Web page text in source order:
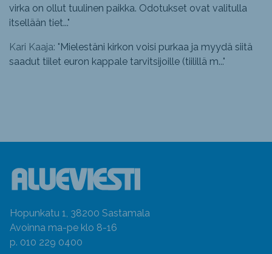
virka on ollut tuulinen paikka. Odotukset ovat valitulla
itsellään tiet..."
Kari Kaaja: "Mielestäni kirkon voisi purkaa ja myydä siitä
saadut tiilet euron kappale tarvitsijoille (tiilillä m..."
Hopunkatu 1, 38200 Sastamala
Avoinna ma-pe klo 8-16
p. 010 229 0400